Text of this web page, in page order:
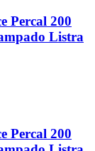
Percal 200
Listra
Percal 200